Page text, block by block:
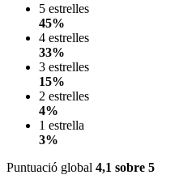
5 estrelles
45%
4 estrelles
33%
3 estrelles
15%
2 estrelles
4%
1 estrella
3%
Puntuació global 4,1 sobre 5